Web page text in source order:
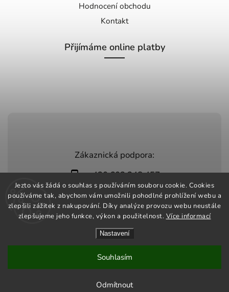
Jezto vás žádá o souhlas s používáním souboru cookie. Cookies
používáme tak, abychom vám umožnili pohodlné prohlížení webu a
zlepšili zážitek z nakupování. Díky analýze provozu webu neustále
zlepšujeme jeho funkce, výkon a použitelnost. Více informací
Nastavení
Odmítnout
Souhlasím
Zákaznická podpora:
+420 603 248 457
info@jeztomarket.cz
Hodnocení obchodu
Kontakt
Přijímáme online platby
Shoptet | Design